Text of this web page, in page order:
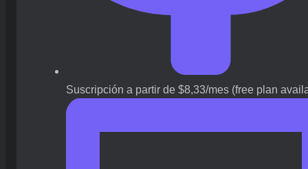
Suscripción a partir de $8,33/mes (free plan